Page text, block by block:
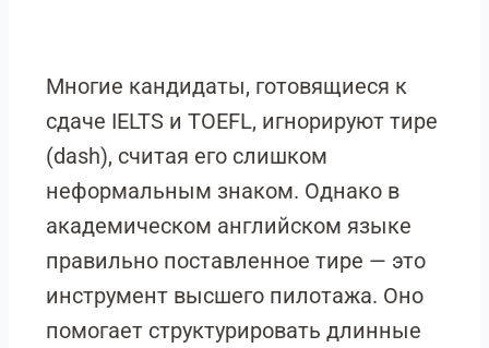
Многие кандидаты, готовящиеся к
сдаче IELTS и TOEFL, игнорируют тире
(dash), считая его слишком
неформальным знаком. Однако в
академическом английском языке
правильно поставленное тире — это
инструмент высшего пилотажа. Оно
помогает структурировать длинные